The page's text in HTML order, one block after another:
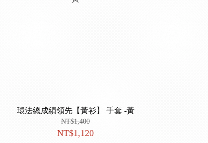
環法總成績領先【黃衫】 手套 -黃
NT$1,400
NT$1,120